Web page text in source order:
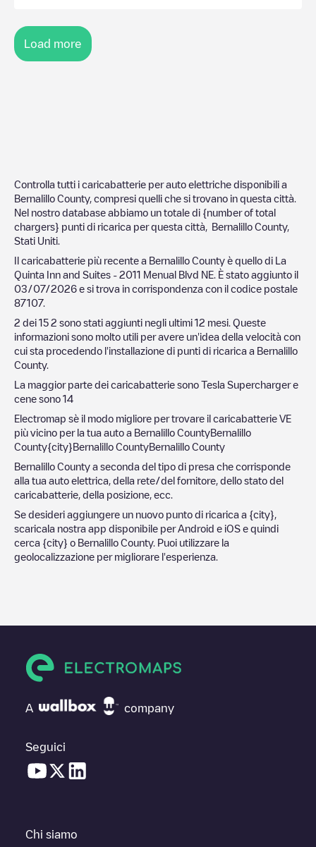
Load more
Controlla tutti i caricabatterie per auto elettriche disponibili a
Bernalillo County, compresi quelli che si trovano in questa città.
Nel nostro database abbiamo un totale di {number of total
chargers} punti di ricarica per questa città, Bernalillo County,
Stati Uniti
Il caricabatterie più recente a Bernalillo County è quello di La
Quinta Inn and Suites - 2011 Menual Blvd NE . È stato aggiunto il
03/07/2026 e si trova in corrispondenza con il codice postale
87107.
2 dei 15 2 sono stati aggiunti negli ultimi 12 mesi. Queste
informazioni sono molto utili per avere un'idea della velocità con
cui sta procedendo l'installazione di punti di ricarica a Bernalillo
County.
La maggior parte dei caricabatterie sono Tesla Superchargere
cene sono 14
Electromap sè il modo migliore per trovare il caricabatterie VE
più vicino per la tua auto a Bernalillo CountyBernalillo
County{city}Bernalillo CountyBernalillo County
Bernalillo County a seconda del tipo di presa che corrisponde
alla tua auto elettrica, della rete/del fornitore, dello stato del
caricabatterie, della posizione, ecc.
Se desideri aggiungere un nuovo punto di ricarica a {city}
scaricala nostra app disponibile per Android e iOS e quindi
cerca {city} o Bernalillo County. Puoi utilizzare la
geolocalizzazione per migliorare l'esperienza.
A company
Seguici
Chi siamo